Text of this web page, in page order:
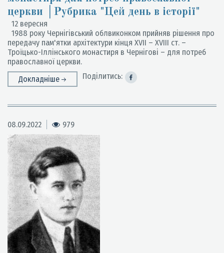
церкви │Рубрика "Цей день в історії"
12 вересня
1988 року Чернігівський облвиконком прийняв рішення про
передачу пам'ятки архітектури кінця ХVІІ – ХVІІІ ст. –
Троїцько-Іллінського монастиря в Чернігові – для потреб
православної церкви.
Докладніше
Поділитись:
08.09.2022 979